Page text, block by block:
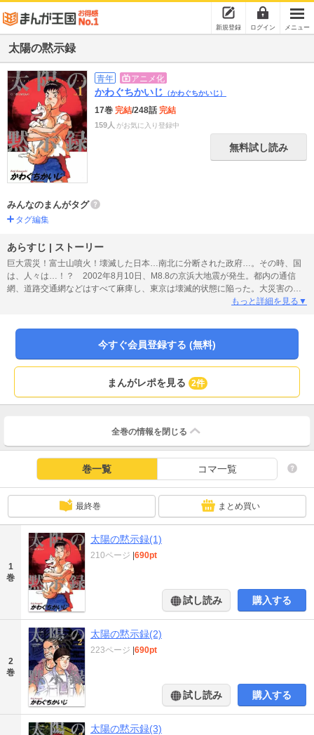
新規登録 ログイン メニュー
太陽の黙示録
青年 アニメ化
かわぐちかいじ （かわぐちかいじ）
17巻 完結/248話完結
159人 がお気に入り登録中
無料試し読み
みんなのまんがタグ
タグ編集
あらすじ | ストーリー
巨大震災！富士山噴火！壊滅した日本…南北に分断された政府…。その時、国
は、人々は…！？ 2002年8月10日、M8.8の京浜大地震が発生。都内の通信
網、道路交通網などはすべて麻痺し、東京は壊滅的状態に陥った。大災害の対
処に追われる民自党幹事長・柳拓磨は、箱根に滞在中の息子夫婦と孫・舷一郎
山噴火の情報が流れ…！？
もっと詳細を見る▼
今すぐ会員登録する (無料)
まんがレポを見る 2件
全巻の情報を 閉じる
巻一覧 コマ一覧
最終巻 まとめ買い
1
巻
太陽の黙示録(1)
210ページ 690pt
試し読み 購入する
2
巻
太陽の黙示録(2)
223ページ 690pt
試し読み 購入する
太陽の黙示録(3)